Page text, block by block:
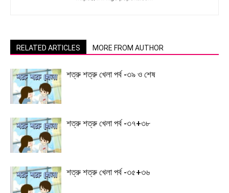
RELATED ARTICLES MORE FROM AUTHOR
শত্রু শত্রু খেলা পর্ব -৩৯ ও শেষ
শত্রু শত্রু খেলা পর্ব -৩৭+৩৮
শত্রু শত্রু খেলা পর্ব -৩৫+৩৬